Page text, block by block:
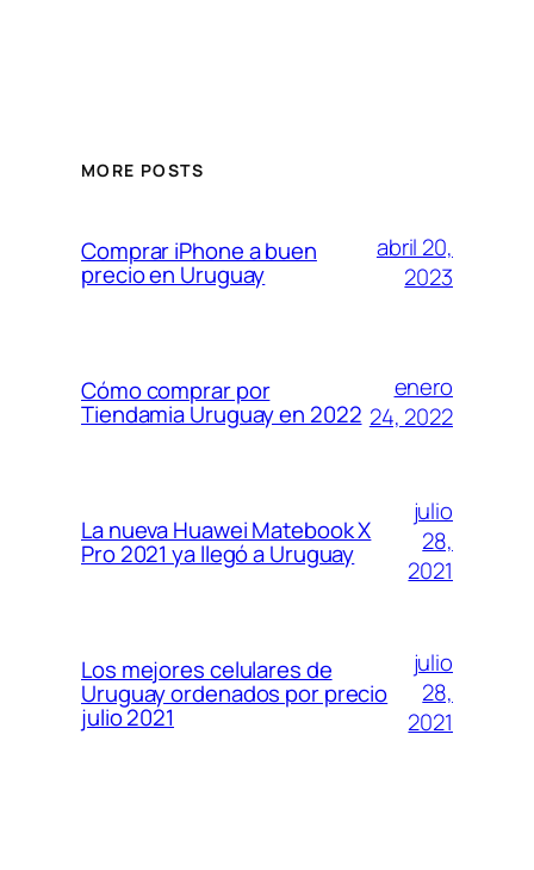
MORE POSTS
Comprar iPhone a buen
precio en Uruguay
abril 20,
2023
Cómo comprar por
Tiendamia Uruguay en 2022
enero
24, 2022
La nueva Huawei Matebook X
Pro 2021 ya llegó a Uruguay
julio
28,
2021
Los mejores celulares de
Uruguay ordenados por precio
julio 2021
julio
28,
2021